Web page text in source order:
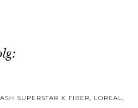
SUPERSTAR X FIBER, LOREAL,